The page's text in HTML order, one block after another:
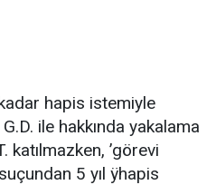
hapis istemiyle
ile hakkında yakalama
’görevi
5 yıl ÿhapis